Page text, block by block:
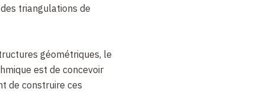
triangulations de
géométriques, le
est de concevoir
de construire ces